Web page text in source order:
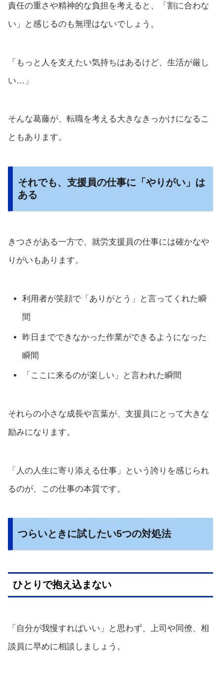
責任の重さや精神的な負担を考えると、「割に合わな
い」と感じるのも無理はないでしょう。
「もっと人を支えたい気持ちはあるけど、生活が厳し
い…」
そんな葛藤が、転職を考える大きなきっかけになるこ
ともあります。
それでも、支援員の仕事に「やりがい」は
ある
きつさがある一方で、就労支援員の仕事には確かなや
りがいもあります。
利用者が笑顔で「ありがとう」と言ってくれた瞬
間
昨日までできなかった作業ができるようになった
瞬間
「ここに来るのが楽しい」と言われた瞬間
それらの小さな成長や言葉が、支援員にとって大きな
励みになります。
「人の人生に寄り添える仕事」という誇りを感じられ
るのが、この仕事の本質です。
つらいときに試したい5つの対処法
ひとりで抱え込まない
「自分が我慢すればいい」と思わず、上司や同僚、相
談員に早めに相談しましょう。